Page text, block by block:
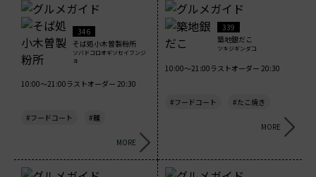
346
そば処小木曽製粉所
ソバドコロオギソセイフンジ
ョ
10:00～21:00ラストオーダー 20:30
#フードコート #麺
MORE
339
築地銀だこ
ツキジギンダコ
10:00～21:00ラストオーダー 20:30
#フードコート #たこ焼き
MORE